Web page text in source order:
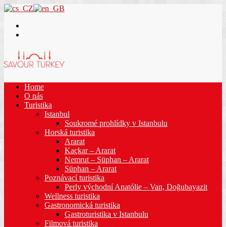
Home
O nás
Turistika
Istanbul
Soukromé prohlídky v Istanbulu
Horská turistika
Ararat
Kaçkar – Ararat
Nemrut – Süphan – Ararat
Süphan – Ararat
Poznávací turistika
Perly východní Anatólie – Van, Doğubayazit
Wellness turistika
Gastronomická turistika
Gastroturistika v Istanbulu
Filmová turistika